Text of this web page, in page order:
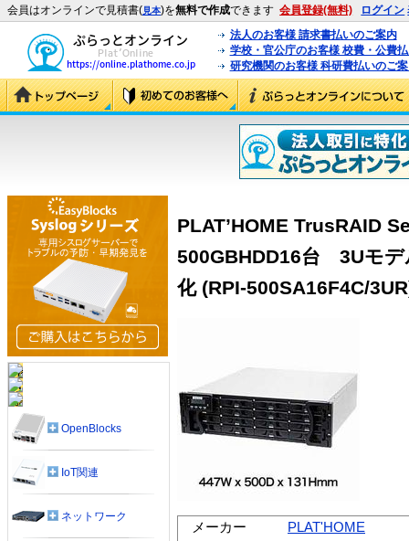
会員はオンラインで見積書(見本)を無料で作成できます 会員登録(無料) ログイン
法人のお客様 請求書払いのご案内
学校・官公庁のお客様 校費・公費
研究機関のお客様 科研費払いのご
PLAT’HOME TrusRAID
500GBHDD16台 3Uモ
化 (RPI-500SA16F4C/
メーカー
PLAT'HOME
OpenBlocks
IoT関連
ネットワーク